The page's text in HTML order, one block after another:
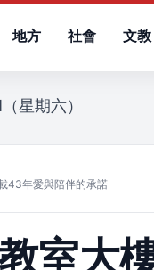
地方 社會 文教
星期六）
43年愛與陪伴的承諾
室